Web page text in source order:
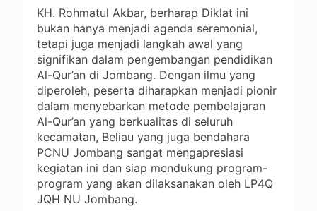
KH. Rohmatul Akbar, berharap Diklat ini
bukan hanya menjadi agenda seremonial,
tetapi juga menjadi langkah awal yang
signifikan dalam pengembangan pendidikan
Al-Qur’an di Jombang. Dengan ilmu yang
diperoleh, peserta diharapkan menjadi pionir
dalam menyebarkan metode pembelajaran
Al-Qur’an yang berkualitas di seluruh
kecamatan, Beliau yang juga bendahara
PCNU Jombang sangat mengapresiasi
kegiatan ini dan siap mendukung program-
program yang akan dilaksanakan oleh LP4Q
JQH NU Jombang.